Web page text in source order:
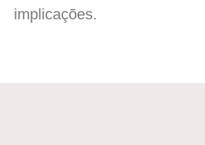
implicações.